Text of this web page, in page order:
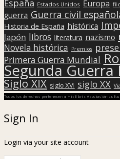
España Estados Unidos Europa
guerra Guerra civil
Historia de España histórica
Japón libros literatura nazismo
Novela histórica Premios
Primera Guerra Mundial
Segunda Guerra
Siglo XIX siglo XVI siglo XX
Todos los derechos pertenecen a Hislibris Asociación
Sign In
Login via your site account